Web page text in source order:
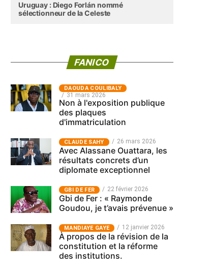
Uruguay : Diego Forlán nommé
sélectionneur de la Celeste
FANICO
‎DAOUDA COULIBALY
31 mars 2026
Non à l'exposition publique
des plaques
d'immatriculation
CLAUDE SAHY 26 mars 2026
Avec Alassane Ouattara, les
résultats concrets d’un
diplomate exceptionnel
GBI DE FER 22 février 2026
Gbi de Fer : « Raymonde
Goudou, je t’avais prévenue »
MANDIAYE GAYE 12 janvier 2026
À propos de la révision de la
constitution et la réforme
des institutions.